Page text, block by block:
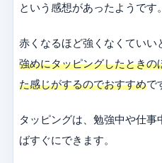
という感想があったようです。
赤くなるほど強くなくていい
強めにタッピングしたとき
た感じがするのでおすすめで
タッピングは、勉強中や仕
ばすぐにできます。